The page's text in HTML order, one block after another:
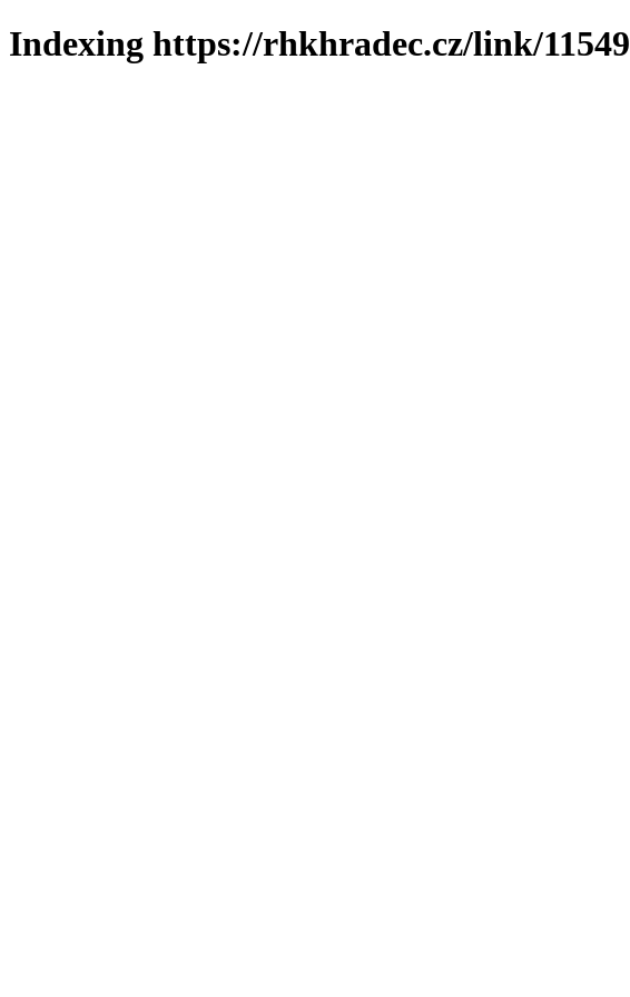
Indexing https://rhkhradec.cz/link/11549